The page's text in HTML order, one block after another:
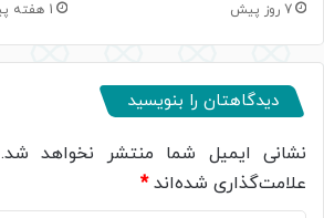
7 روز پیش 1 هفته پیش
دیدگاهتان را بنویسید
نشانی ایمیل شما منتشر نخواهد شد.
علامت‌گذاری شده‌اند*